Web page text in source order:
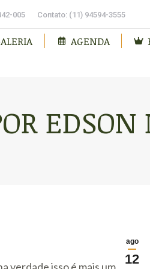
005 Contato: (11) 94594-3555
AGENDA
EDSON
ago
12